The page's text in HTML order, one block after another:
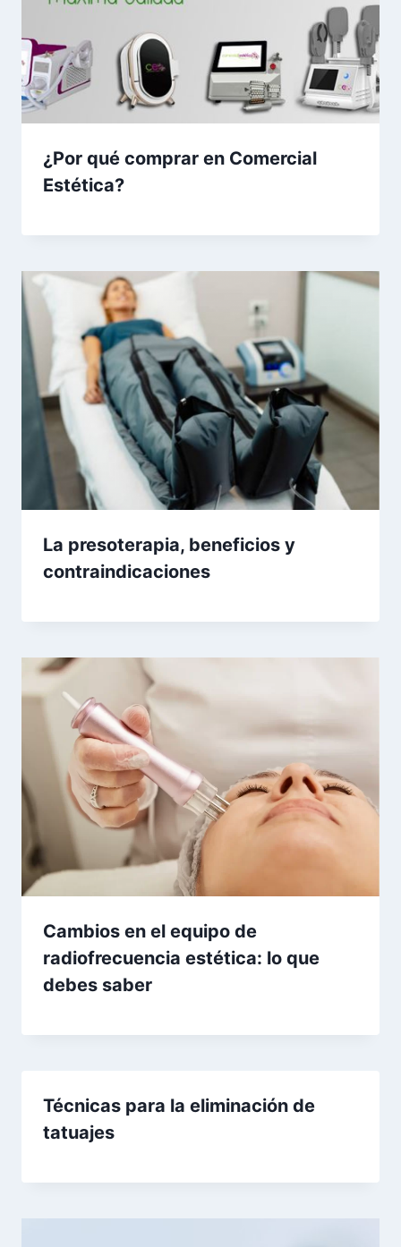
¿Por qué comprar en Comercial
Estética?
La presoterapia, beneficios y
contraindicaciones
Cambios en el equipo de
radiofrecuencia estética: lo que
debes saber
Técnicas para la eliminación de
tatuajes